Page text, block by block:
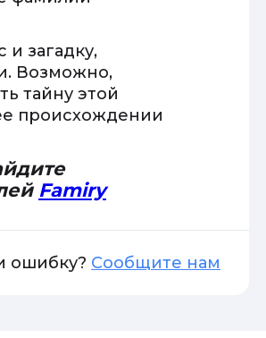
загадку,
Возможно,
тайну этой
происхождении
Famiry
ошибку? Сообщите нам